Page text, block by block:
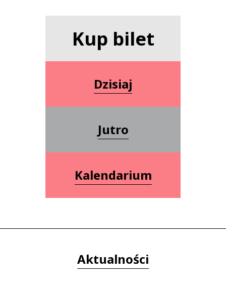
Kup bilet
Dzisiaj
Jutro
Kalendarium
Aktualności